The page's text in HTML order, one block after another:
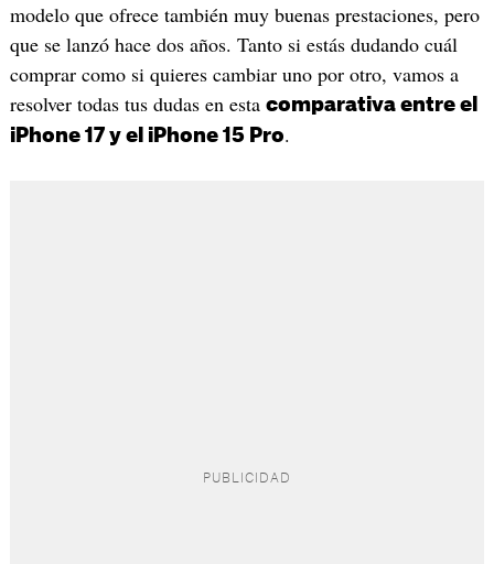
modelo que ofrece también muy buenas prestaciones, pero
que se lanzó hace dos años. Tanto si estás dudando cuál
comprar como si quieres cambiar uno por otro, vamos a
resolver todas tus dudas en esta comparativa entre el
iPhone 17 y el iPhone 15 Pro.